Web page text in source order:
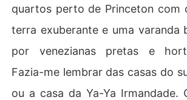
quartos perto de Princeton com
terra exuberante e uma varanda
por venezianas pretas e
Fazia-me lembrar das casas do
ou a casa da Ya-Ya Irmandade.